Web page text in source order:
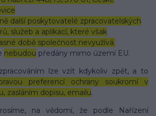
další poskytovatelé zpracovatelských
služeb a aplikací, které však
době společnost nevyužívá.
nebudou předány mimo území EU.
lze vzít kdykoliv zpět, a to
preferencí ochrany soukromí v
zasláním dopisu, emailu.
na vědomí, že podle Nařízení